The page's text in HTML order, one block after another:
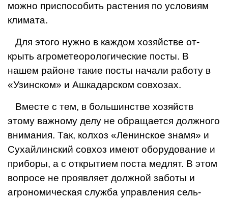
можно приспособить расте­ния по условиям
клима­та.
Для этого нужно в каждом хозяйстве от­
крыть агрометеорологи­ческие посты. В
нашем районе такие посты нача­ли работу в
«Узинском» и Ашкадарском совхозах.
Вместе с тем, в боль­шинстве хозяйств
этому важному делу не обращается должного
внимания. Так, колхоз «Ленинское знамя» и
Сухайлинский совхоз имеют обо­рудование и
приборы, а с открытием поста мед­лят. В этом
вопросе не проявляет должной заботы и
агрономическая служба управления сель­